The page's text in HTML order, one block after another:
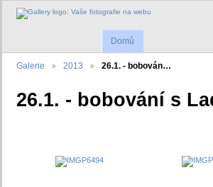
Domů
Galerie 2013 26.1. - bobován…
26.1. - bobování s